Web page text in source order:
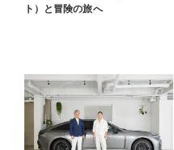
ト）と冒険の旅へ